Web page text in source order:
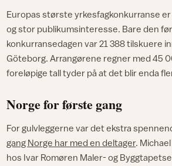
Europas største yrkesfagkonkurranse
og stor publikumsinteresse. Bare den
konkurransedagen var 21 388 tilskuere
Göteborg. Arrangørene regner med 45
foreløpige tall tyder på at det blir enda
Norge for første gang
For gulvleggerne var det ekstra
gang Norge har med en deltager.
hos Ivar Romøren Maler- og